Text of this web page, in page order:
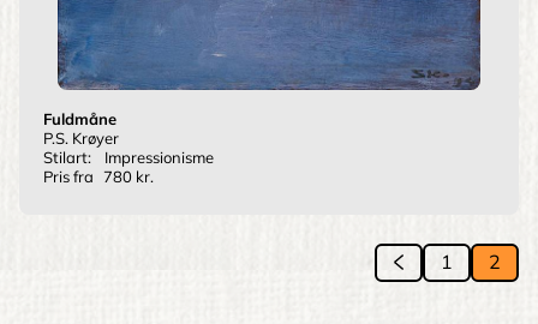
Fuldmåne
P.S. Krøyer
Stilart:
Impressionisme
Pris fra 780 kr.
Previous
‹‹ Side
1 Side
2